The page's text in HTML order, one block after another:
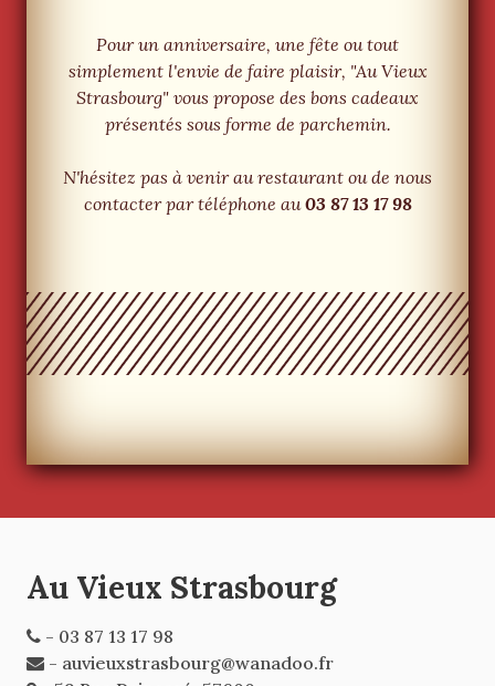
Pour un anniversaire, une fête ou tout
simplement l'envie de faire plaisir, "Au Vieux
Strasbourg" vous propose des bons cadeaux
présentés sous forme de parchemin.
N'hésitez pas à venir au restaurant ou de nous
contacter par téléphone au03 87 13 17 98
Au Vieux Strasbourg
- 03 87 13 17 98
- auvieuxstrasbourg@wanadoo.fr